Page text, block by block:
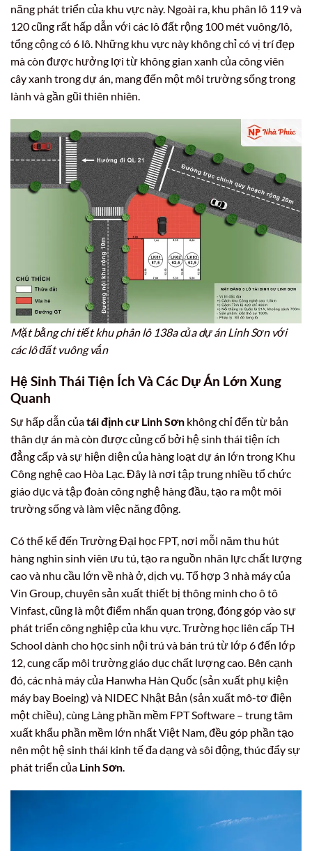
năng phát triển của khu vực này. Ngoài ra, khu phân lô 119 và
120 cũng rất hấp dẫn với các lô đất rộng 100 mét vuông/lô,
tổng cộng có 6 lô. Những khu vực này không chỉ có vị trí đẹp
mà còn được hưởng lợi từ không gian xanh của công viên
cây xanh trong dự án, mang đến một môi trường sống trong
lành và gần gũi thiên nhiên.
Mặt bằng chi tiết khu phân lô 138a của dự án Linh Sơn với
các lô đất vuông vắn
Hệ Sinh Thái Tiện Ích Và Các Dự Án Lớn Xung
Quanh
Sự hấp dẫn củatái định cư Linh Sơn không chỉ đến từ bản
thân dự án mà còn được củng cố bởi hệ sinh thái tiện ích
đẳng cấp và sự hiện diện của hàng loạt dự án lớn trong Khu
Công nghệ cao Hòa Lạc. Đây là nơi tập trung nhiều tổ chức
giáo dục và tập đoàn công nghệ hàng đầu, tạo ra một môi
trường sống và làm việc năng động.
Có thể kể đến Trường Đại học FPT, nơi mỗi năm thu hút
hàng nghìn sinh viên ưu tú, tạo ra nguồn nhân lực chất lượng
cao và nhu cầu lớn về nhà ở, dịch vụ. Tổ hợp 3 nhà máy của
Vin Group, chuyên sản xuất thiết bị thông minh cho ô tô
Vinfast, cũng là một điểm nhấn quan trọng, đóng góp vào sự
phát triển công nghiệp của khu vực. Trường học liên cấp TH
School dành cho học sinh nội trú và bán trú từ lớp 6 đến lớp
12, cung cấp môi trường giáo dục chất lượng cao. Bên cạnh
đó, các nhà máy của Hanwha Hàn Quốc (sản xuất phụ kiện
máy bay Boeing) và NIDEC Nhật Bản (sản xuất mô-tơ điện
một chiều), cùng Làng phần mềm FPT Software – trung tâm
xuất khẩu phần mềm lớn nhất Việt Nam, đều góp phần tạo
nên một hệ sinh thái kinh tế đa dạng và sôi động, thúc đẩy sự
phát triển của Linh Sơn.